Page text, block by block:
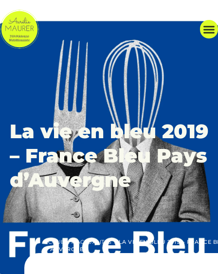
La vie en bleu 2019
– France Bleu Pays
d’Auvergne
ACCUEIL» ACTUALITÉS»LA VIE EN BLEU 2019 – FRANCE
D’AUVERGNE